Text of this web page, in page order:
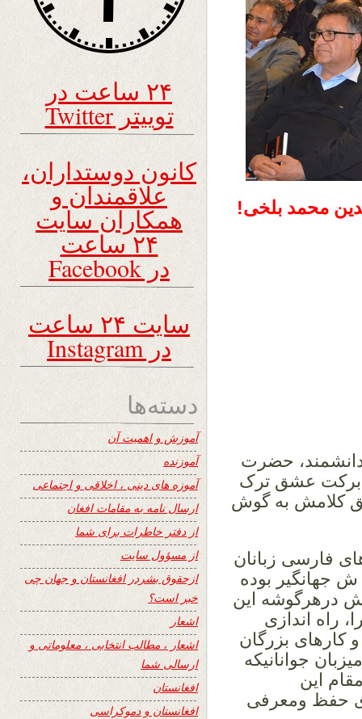
محمد بلخی!
حضرت
برکت عشق ترک
کلامش به گوش
فارسی زبانان
ش جهانگیر بوده
درهرگوشه این
راه اندازی
کارهای بزرگان
جوانانیکه
این
حفظ ومعرفی
۲۴ ساعت در
توییتر Twitter
کانون دوستداران،
علاقمندان و
همکاران سایت
۲۴ ساعت
در Facebook
سایت ۲۴ ساعت
در Instagram
دسته‌ها
آموزش و اهمیت آن
آموزنده
آموزه های دینی ، اخلاقی و اجتماعی
ارسال نامه به مقامات افغان
از دفتر خاطرات برای شما
از مسؤول سایت
ازحقوق بشردر افغانستان و جهان چی
خبر است؟
اشعار
اشعار ، مطالب انتخابی ، معلوماتی و
ارسالی شما
افغانستان
افغانستان و دموکراسی